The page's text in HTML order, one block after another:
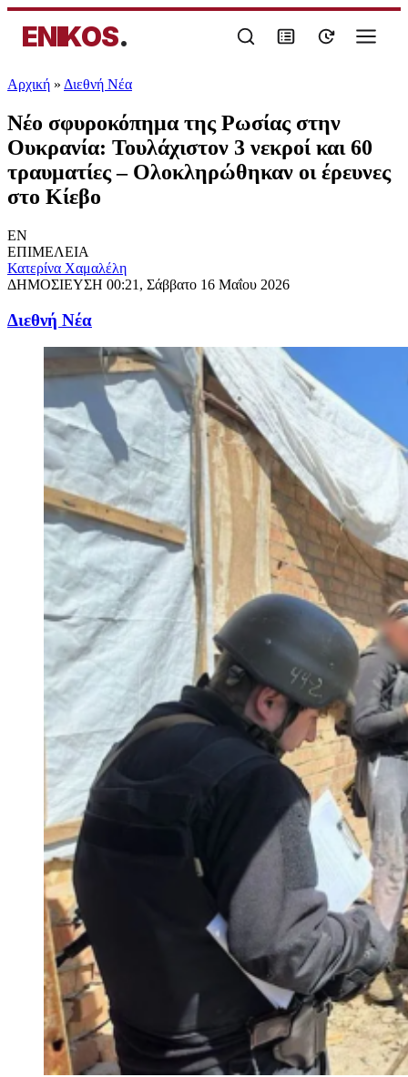
ENIKOS.
Αρχική » Διεθνή Νέα
Νέο σφυροκόπημα της Ρωσίας στην
Ουκρανία: Τουλάχιστον 3 νεκροί και 60
τραυματίες – Ολοκληρώθηκαν οι έρευνες
στο Κίεβο
EN
ΕΠΙΜΕΛΕΙΑ
Κατερίνα Χαμαλέλη
ΔΗΜΟΣΙΕΥΣΗ 00:21, Σάββατο 16 Μαΐου 2026
Διεθνή Νέα